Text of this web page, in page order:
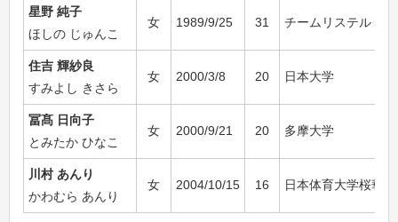
星野 純子
ほしの じゅんこ
女 1989/9/25 31 チームリステル
住吉 輝紗良
すみよし きさら
女 2000/3/8 20 日本大学
冨髙 日向子
とみたか ひなこ
女 2000/9/21 20 多摩大学
川村 あんり
かわむら あんり
女 2004/10/15 16 日本体育大学桜華